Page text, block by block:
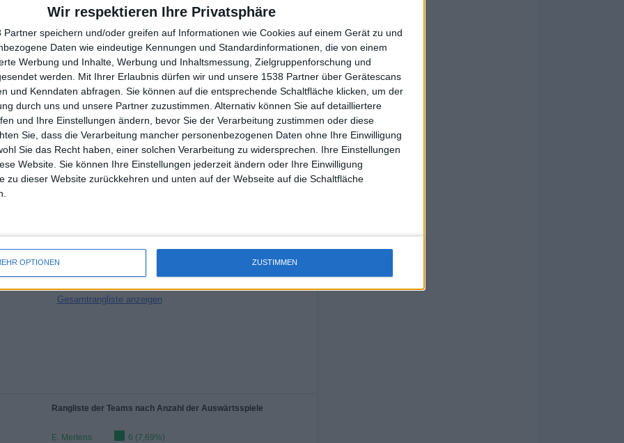
Wir respektieren Ihre Privatsphäre
Partner speichern und/oder greifen auf Informationen wie Cookies auf einem Gerät zu und
Daten wie eindeutige Kennungen und Standardinformationen, die von einem
Werbung und Inhalte, Werbung und Inhaltsmessung, Zielgruppenforschung und
werden.
Mit Ihrer Erlaubnis dürfen wir und unsere 1538 Partner über Gerätescans
und Kenndaten abfragen. Sie können auf die entsprechende Schaltfläche klicken, um der
durch uns und unsere Partner zuzustimmen. Alternativ können Sie auf detailliertere
und Ihre Einstellungen ändern, bevor Sie der Verarbeitung zustimmen oder diese
Sie, dass die Verarbeitung mancher personenbezogenen Daten ohne Ihre Einwilligung
Sie das Recht haben, einer solchen Verarbeitung zu widersprechen. Ihre Einstellungen
Website. Sie können Ihre Einstellungen jederzeit ändern oder Ihre Einwilligung
zu dieser Website zurückkehren und unten auf der Webseite auf die Schaltfläche
OPTIONEN ZUSTIMMEN
I. Jovic - E. Cocciaretto
17.01.2026 WTA Hobart por WTA TV, Sky Sport Tennis
GESAMT
2
TV-KANÄLE
TAGE
1306
KOSTENLOSES
SPIEL
DURCHSCHNITT
1,2
KANÄLE PRO
SPIEL
Rangliste der Teams nach Anzahl der Spiele im Free-TV
Gesamtrangliste anzeigen
Rangliste der Teams nach Anzahl der Auswärtsspiele
E. Mertens
6 (7,69%)